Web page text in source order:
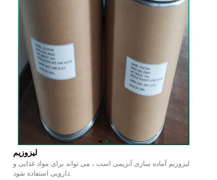
لیزوزیم
لیزوزیم آماده سازی آنزیمی است ، می تواند برای مواد غذایی و